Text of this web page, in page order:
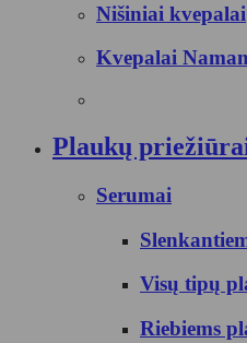
Nišiniai kvepalai
Kvepalai
Plaukų
Serumai
Visų tipų
Riebiems